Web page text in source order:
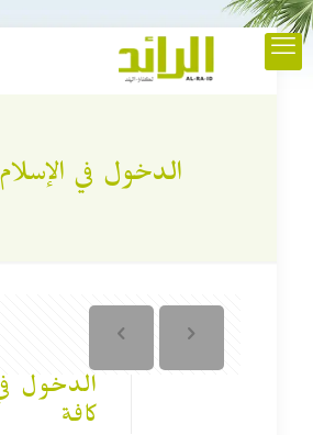
الدخول في
الدخول
كافة